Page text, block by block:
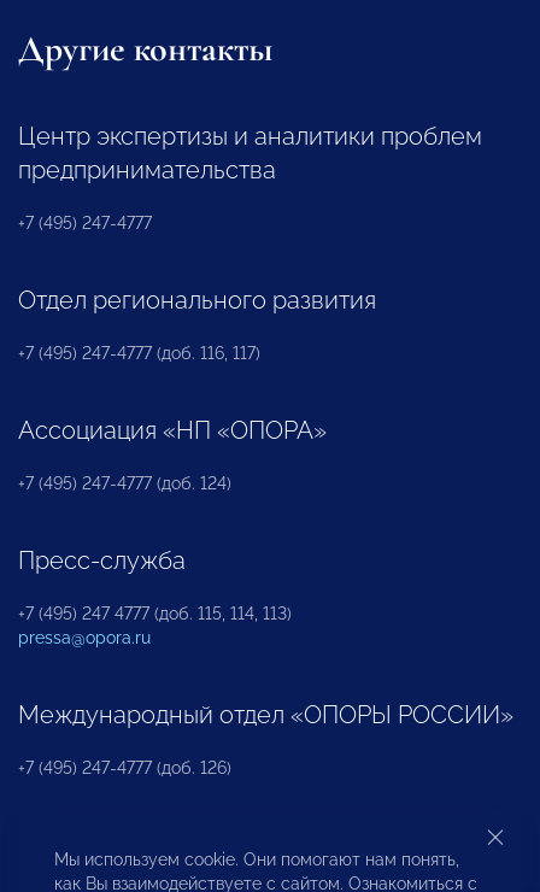
Другие контакты
Центр экспертизы и аналитики проблем
предпринимательства
+7 (495) 247-4777
Отдел регионального развития
+7 (495) 247-4777 (доб. 116, 117)
Ассоциация «НП «ОПОРА»
+7 (495) 247-4777 (доб. 124)
Пресс-служба
+7 (495) 247 4777 (доб. 115, 114, 113)
pressa@opora.ru
Международный отдел «ОПОРЫ РОССИИ»
+7 (495) 247-4777 (доб. 126)
Бюро по защите прав предпринимателей и
инвесторов
Мы используем cookie. Они помогают нам понять,
как Вы взаимодействуете с сайтом. Ознакомиться с